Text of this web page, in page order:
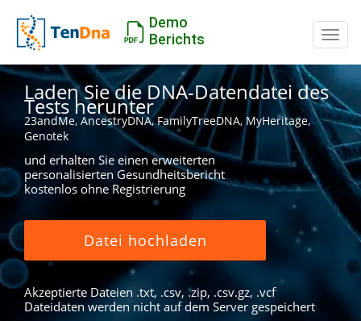
Demo
Berichts
Laden Sie die DNA-Datendatei des
Tests herunter
23andMe, AncestryDNA, FamilyTreeDNA, MyHeritage,
Genotek
und erhalten Sie einen erweiterten
personalisierten Gesundheitsbericht
kostenlos ohne Registrierung
Datei hochladen
Akzeptierte Dateien .txt, .csv, .zip, .csv.gz, .vcf
Dateidaten werden nicht auf dem Server gespeichert